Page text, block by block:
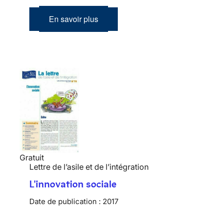
En savoir plus
Gratuit
Lettre de l’asile et de l’intégration
L'innovation sociale
Date de publication : 2017